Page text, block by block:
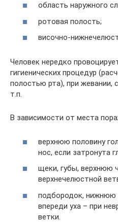
область наружного
ротовая полость;
височно-
Человек нередко
гигиенических процедур
полостью рта), при жевании,
т.п.
В зависимости от места
верхнюю половину
нос, если затронута
щеки, губы, верхнюю
верхнечелюстной
подбородок, нижнюю
впереди уха – при
ветки.